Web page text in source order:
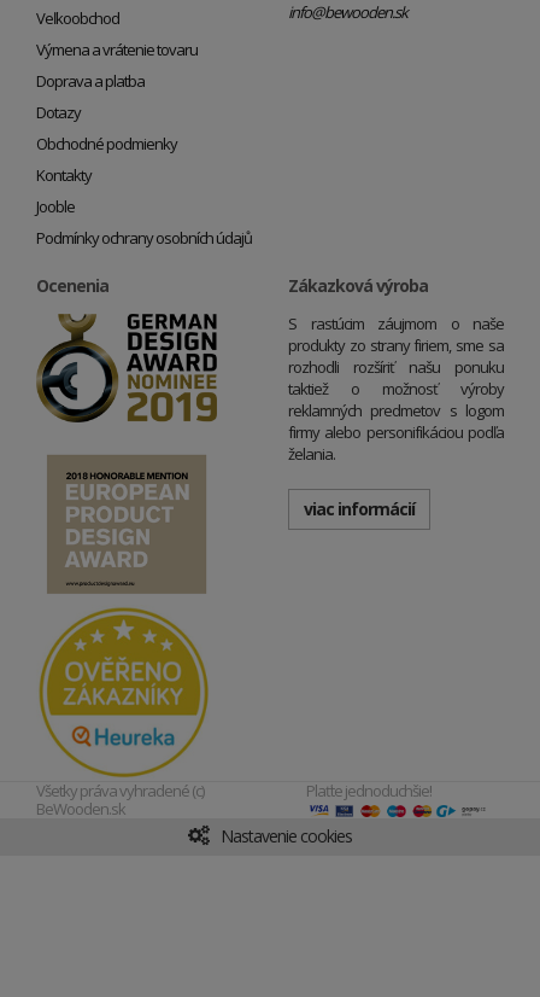
Veľkoobchod
Výmena a vrátenie tovaru
Doprava a platba
Dotazy
Obchodné podmienky
Kontakty
Jooble
Podmínky ochrany osobních údajů
info@bewooden.sk
Ocenenia Zákazková výroba
S rastúcim záujmom o naše
produkty zo strany firiem, sme sa
rozhodli rozšíriť našu ponuku
taktiež o možnosť výroby
reklamných predmetov s logom
firmy alebo personifikáciou podľa
želania.
viac informácií
Všetky práva vyhradené (c)
BeWooden.sk
Plaťte jednoduchšie!
Nastavenie cookies